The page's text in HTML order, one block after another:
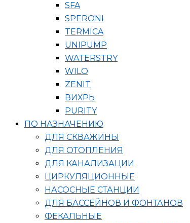
SFA
SPERONI
TERMICA
UNIPUMP
WATERSTRY
WILO
ZENIT
ВИХРЬ
PURITY
ПО НАЗНАЧЕНИЮ
ДЛЯ СКВАЖИНЫ
ДЛЯ ОТОПЛЕНИЯ
ДЛЯ КАНАЛИЗАЦИИ
ЦИРКУЛЯЦИОННЫЕ
НАСОСНЫЕ СТАНЦИИ
ДЛЯ БАССЕЙНОВ И ФОНТАНОВ
ФЕКАЛЬНЫЕ